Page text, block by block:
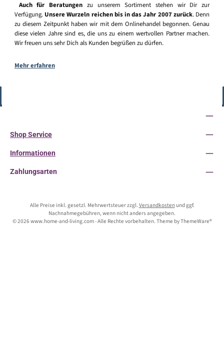
Auch für Beratungen zu unserem Sortiment stehen wir Dir zur
Verfügung. Unsere Wurzeln reichen bis in das Jahr 2007 zurück. Denn
zu diesem Zeitpunkt haben wir mit dem Onlinehandel begonnen. Genau
diese vielen Jahre sind es, die uns zu einem wertvollen Partner machen.
Wir freuen uns sehr Dich als Kunden begrüßen zu dürfen.
Mehr erfahren
Shop Service
Informationen
Zahlungsarten
Alle Preise inkl. gesetzl. Mehrwertsteuer zzgl. Versandkostenund ggf.
Nachnahmegebühren, wenn nicht anders angegeben.
© 2026 www.home-and-living.com - Alle Rechte vorbehalten. Theme byThemeWare®